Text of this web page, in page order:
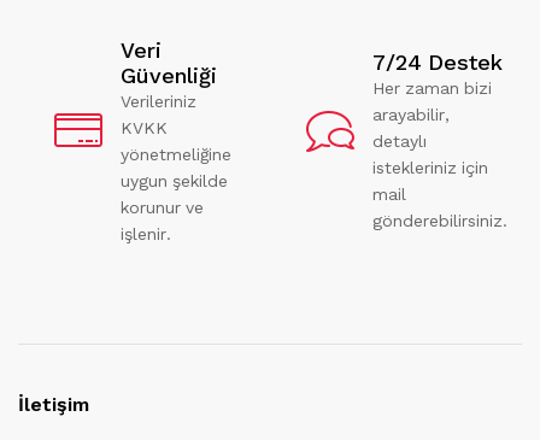
Veri
Güvenliği
Verileriniz
KVKK
yönetmeliğine
uygun şekilde
korunur ve
işlenir.
7/24 Destek
Her zaman bizi
arayabilir,
detaylı
istekleriniz için
mail
gönderebilirsiniz.
İletişim